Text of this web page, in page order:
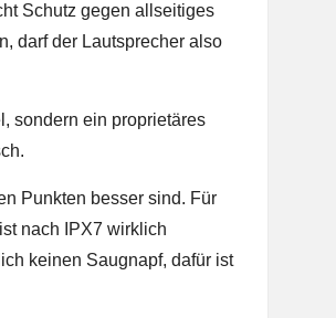
Schutz gegen allseitiges
darf der Lautsprecher also
sondern ein proprietäres
Punkten besser sind. Für
nach IPX7 wirklich
keinen Saugnapf, dafür ist